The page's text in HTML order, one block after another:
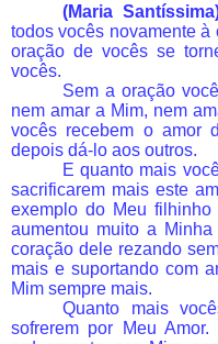
(Maria
todos vocês novamente à
oração de vocês se
vocês.
Sem a oração
nem amar a Mim, nem
vocês recebem o amor
depois dá-lo aos outros.
E quanto mais
sacrificarem mais este
exemplo do Meu
aumentou muito a
coração dele rezando
mais e suportando com
Mim sempre mais.
Quanto mais
sofrerem por Meu